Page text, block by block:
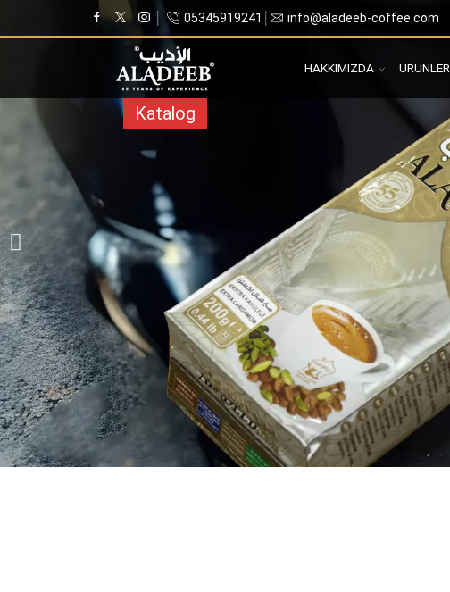
05345919241 info@aladeeb-coffee.com
HAKKIMIZDA ÜRÜNLER
Katalog